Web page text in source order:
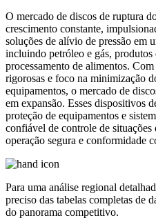
O mercado de discos de ruptura
crescimento constante,
soluções de alívio de pressão em
incluindo petróleo e gás,
processamento de alimentos.
rigorosas e foco na minimização
equipamentos, o mercado de
em expansão. Esses dispositivos
proteção de equipamentos e
confiável de controle de situações
operação segura e conformidade
Para uma análise regional
preciso das tabelas completas de
do panorama competitivo.